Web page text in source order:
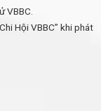
VBBC.
Hội VBBC” khi phát